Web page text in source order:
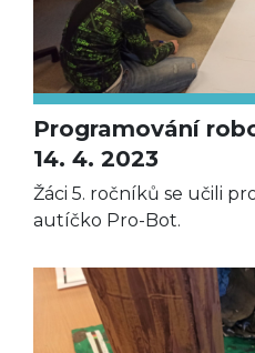
Programování
14. 4. 2023
Žáci 5. ročníků se učili
autíčko Pro-Bot.